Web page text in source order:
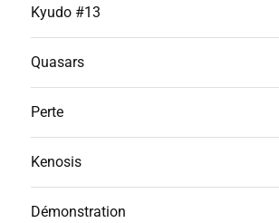
Kyudo #13
Quasars
Perte
Kenosis
Démonstration